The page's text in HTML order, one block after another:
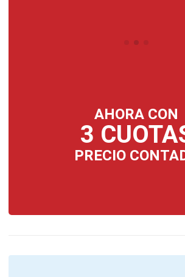
AHORA CON
3
PRECIO